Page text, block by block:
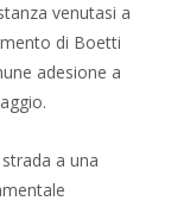
venutasi a
di Boetti
adesione a
a una